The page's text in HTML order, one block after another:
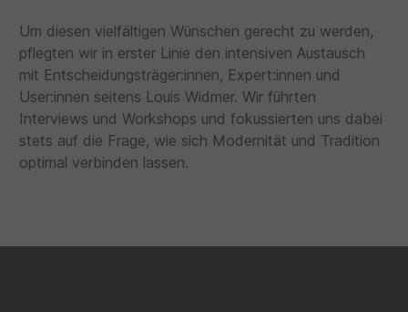
Um diesen vielfältigen Wünschen gerecht zu werden,
pflegten wir in erster Linie den intensiven Austausch
mit Entscheidungsträger:innen, Expert:innen und
User:innen seitens Louis Widmer. Wir führten
Interviews und Workshops und fokussierten uns dabei
stets auf die Frage, wie sich Modernität und Tradition
optimal verbinden lassen.